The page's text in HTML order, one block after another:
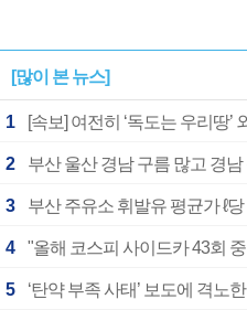
[많이 본 뉴스]
1
2
3 부산 주유소 휘발유 평균가 ℓ
4 "올해 코스피 사이드카 43회
5